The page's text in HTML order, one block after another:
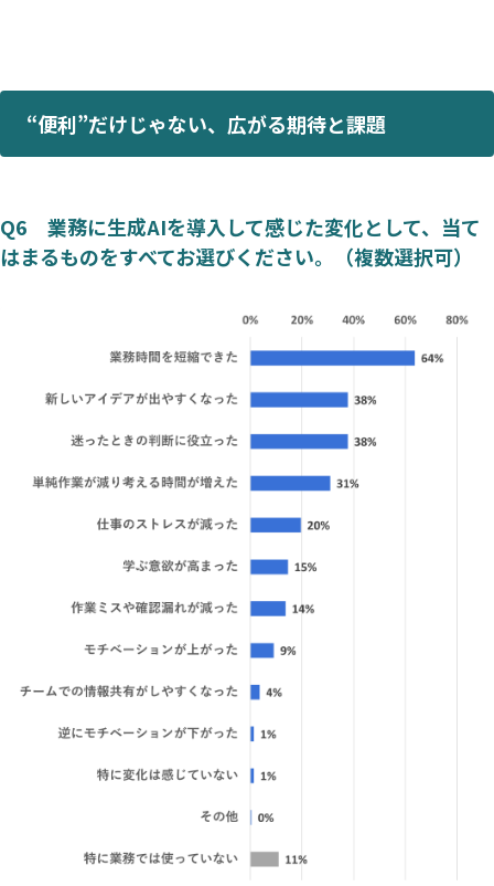
“便利”だけじゃない、広がる期待と課題
Q6 業務に生成AIを導入して感じた変化として、当て
はまるものをすべてお選びください。（複数選択可）